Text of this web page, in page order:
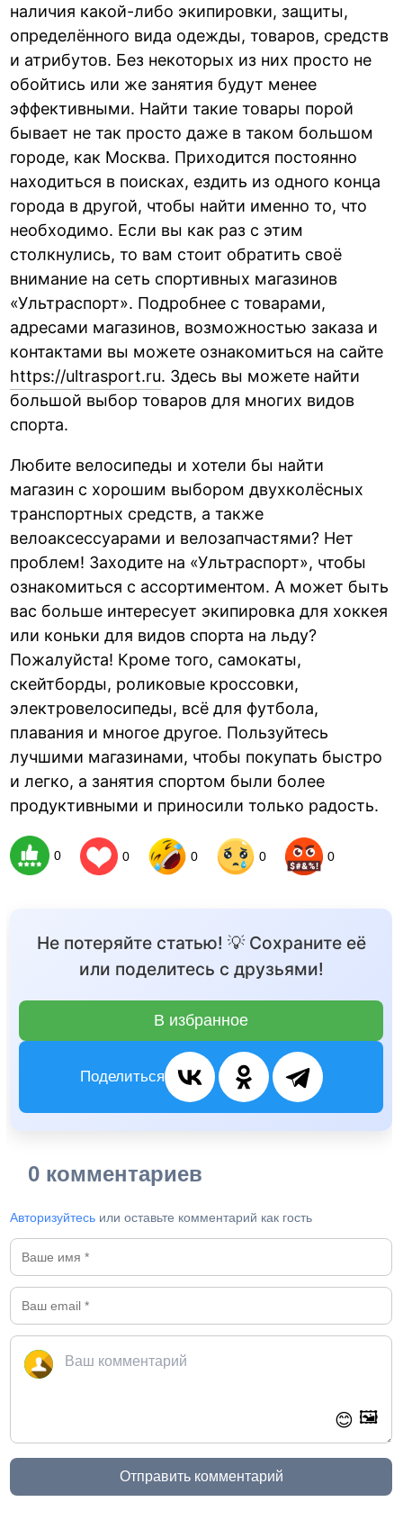
наличия какой-либо экипировки, защиты,
определённого вида одежды, товаров, средств
и атрибутов. Без некоторых из них просто не
обойтись или же занятия будут менее
эффективными. Найти такие товары порой
бывает не так просто даже в таком большом
городе, как Москва. Приходится постоянно
находиться в поисках, ездить из одного конца
города в другой, чтобы найти именно то, что
необходимо. Если вы как раз с этим
столкнулись, то вам стоит обратить своё
внимание на сеть спортивных магазинов
«Ультраспорт». Подробнее с товарами,
адресами магазинов, возможностью заказа и
контактами вы можете ознакомиться на сайте
https://ultrasport.ru. Здесь вы можете найти
большой выбор товаров для многих видов
спорта.
Любите велосипеды и хотели бы найти
магазин с хорошим выбором двухколёсных
транспортных средств, а также
велоаксессуарами и велозапчастями? Нет
проблем! Заходите на «Ультраспорт», чтобы
ознакомиться с ассортиментом. А может быть
вас больше интересует экипировка для хоккея
или коньки для видов спорта на льду?
Пожалуйста! Кроме того, самокаты,
скейтборды, роликовые кроссовки,
электровелосипеды, всё для футбола,
плавания и многое другое. Пользуйтесь
лучшими магазинами, чтобы покупать быстро
и легко, а занятия спортом были более
продуктивными и приносили только радость.
0 0 0 0 0
Не потеряйте статью! 💡 Сохраните её
или поделитесь с друзьями!
В избранное
Поделиться
0 комментариев
Авторизуйтесь или оставьте комментарий как гость
😊 🖼️
Отправить комментарий